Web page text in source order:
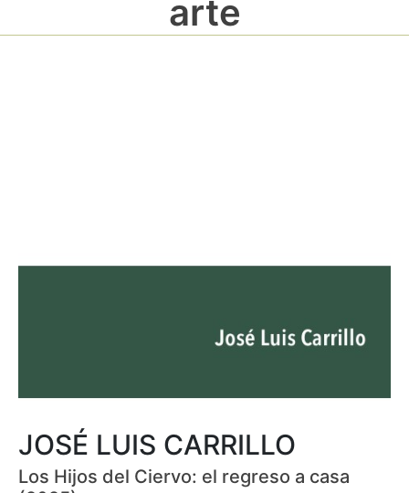
arte
JOSÉ LUIS CARRILLO
Los Hijos del Ciervo: el regreso a casa